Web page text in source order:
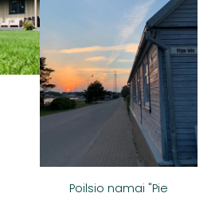
Poilsio namai "Pie